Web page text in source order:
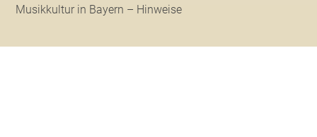
Musikkultur in Bayern – Hinweise